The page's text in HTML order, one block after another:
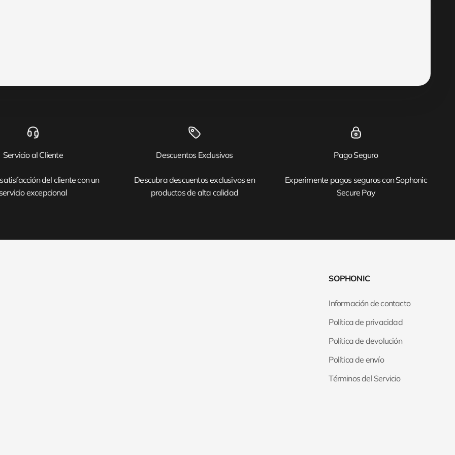
Servicio al Cliente
del cliente con un
excepcional
Descuentos Exclusivos
Descubra descuentos exclusivos en
productos de alta calidad
Pago Seguro
Experimente pagos seguros con Sophonic
Secure Pay
SOPHONIC
Información de contacto
Política de privacidad
Política de devolución
Política de envío
Términos del Servicio